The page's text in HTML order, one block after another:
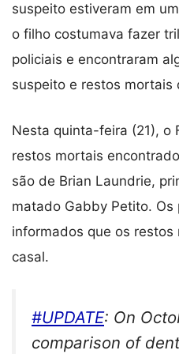
suspeito estiveram em
o filho costumava fazer
policiais e encontraram
suspeito e restos mortais
Nesta quinta-feira (21), o
restos mortais
são de Brian Laundrie,
matado Gabby Petito. Os
informados que os
casal.
#UPDATE: On
comparison of